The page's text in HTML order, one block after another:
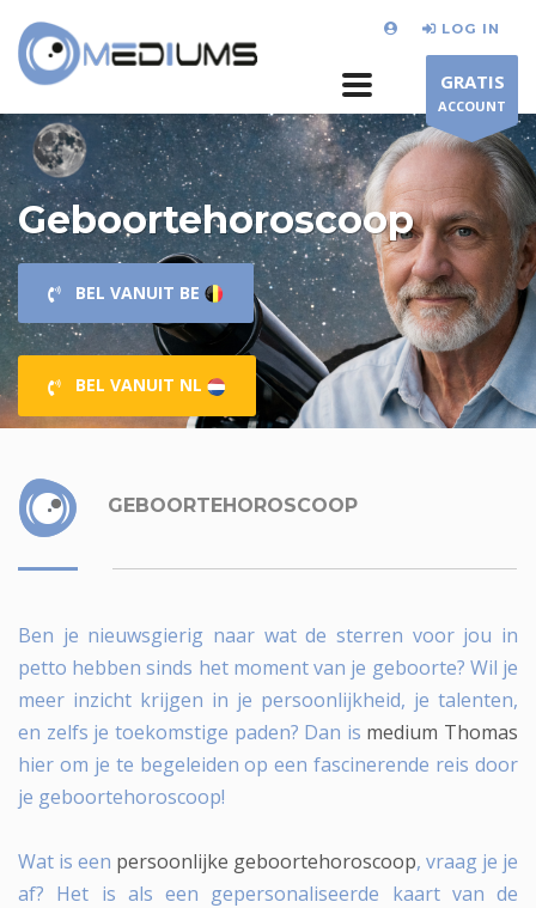
LOG IN
GRATIS
ACCOUNT
Geboortehoroscoop
BEL VANUIT BE
BEL VANUIT NL
GEBOORTEHOROSCOOP
Ben je nieuwsgierig naar wat de sterren voor jou in
petto hebben sinds het moment van je geboorte? Wil je
meer inzicht krijgen in je persoonlijkheid, je talenten,
en zelfs je toekomstige paden? Dan is medium Thomas
hier om je te begeleiden op een fascinerende reis door
je geboortehoroscoop!
Wat is een persoonlijke geboortehoroscoop, vraag je je
af? Het is als een gepersonaliseerde kaart van de